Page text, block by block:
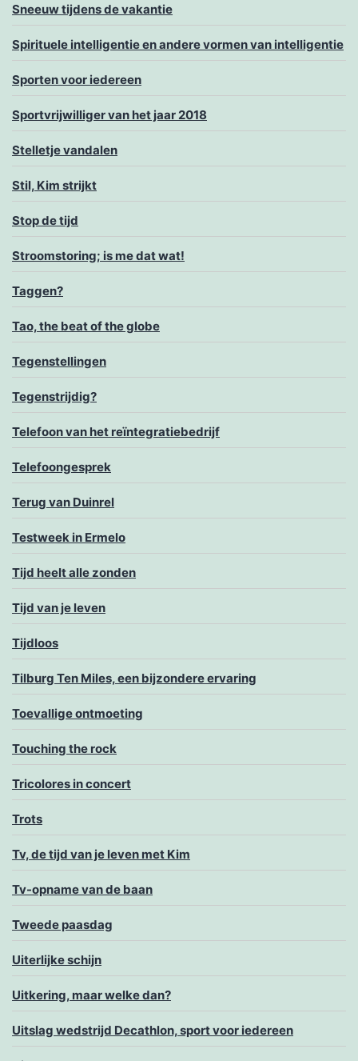
Sneeuw tijdens de vakantie
Spirituele intelligentie en andere vormen van intelligentie
Sporten voor iedereen
Sportvrijwilliger van het jaar 2018
Stelletje vandalen
Stil, Kim strijkt
Stop de tijd
Stroomstoring; is me dat wat!
Taggen?
Tao, the beat of the globe
Tegenstellingen
Tegenstrijdig?
Telefoon van het reïntegratiebedrijf
Telefoongesprek
Terug van Duinrel
Testweek in Ermelo
Tijd heelt alle zonden
Tijd van je leven
Tijdloos
Tilburg Ten Miles, een bijzondere ervaring
Toevallige ontmoeting
Touching the rock
Tricolores in concert
Trots
Tv, de tijd van je leven met Kim
Tv-opname van de baan
Tweede paasdag
Uiterlijke schijn
Uitkering, maar welke dan?
Uitslag wedstrijd Decathlon, sport voor iedereen